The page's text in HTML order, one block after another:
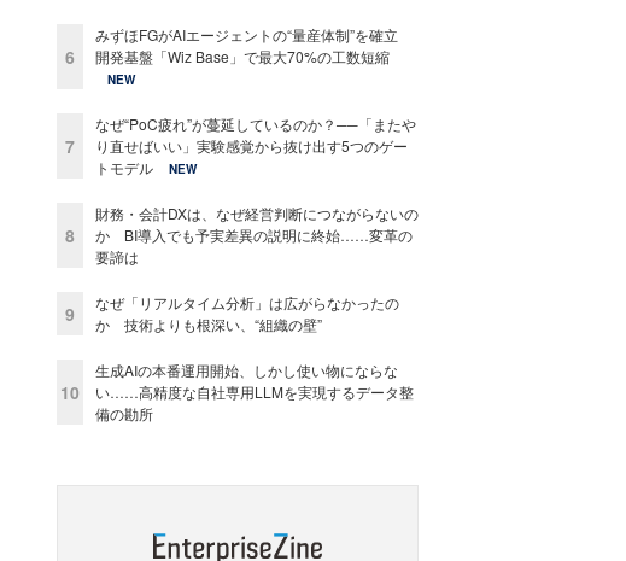
6
みずほFGがAIエージェントの“量産体制”を確立
開発基盤「Wiz Base」で最大70%の工数短縮
NEW
7
なぜ“PoC疲れ”が蔓延しているのか？──「またや
り直せばいい」実験感覚から抜け出す5つのゲー
トモデル
NEW
8
財務・会計DXは、なぜ経営判断につながらないの
か BI導入でも予実差異の説明に終始……変革の
要諦は
9
なぜ「リアルタイム分析」は広がらなかったの
か 技術よりも根深い、“組織の壁”
10
生成AIの本番運用開始、しかし使い物にならな
い……高精度な自社専用LLMを実現するデータ整
備の勘所